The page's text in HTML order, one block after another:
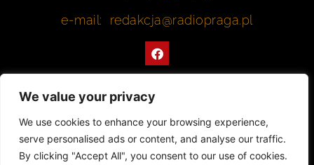
We value your privacy
We use cookies to enhance your browsing experience,
serve personalised ads or content, and analyse our traffic.
By clicking "Accept All", you consent to our use of cookies.
e-mail: redakcja@radiopraga.pl
F
a
c
o
k
Współpracujemy z Muzeum Warszawskiej Pragi
© 2022 All rights Reserved. Radiopraga.pl